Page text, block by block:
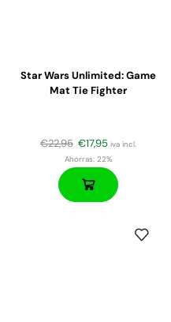
Star Wars Unlimited: Game
Mat Tie Fighter
€22,95 €17,95 iva incl.
Ahorras:22%